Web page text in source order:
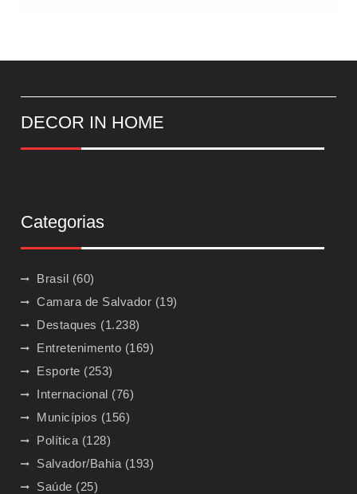
DECOR IN HOME
Categorias
Brasil (60)
Camara de Salvador (19)
Destaques (1.238)
Entretenimento (169)
Esporte (253)
Internacional (76)
Municípios (156)
Política (128)
Salvador/Bahia (193)
Saúde (25)